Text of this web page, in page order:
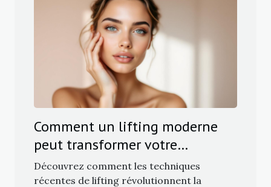
Comment un lifting moderne
peut transformer votre
apparence sans traces visibles ?
Découvrez comment les techniques
récentes de lifting révolutionnent la